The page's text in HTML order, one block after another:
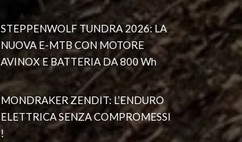
STEPPENWOLF TUNDRA 2026: LA
NUOVA E-MTB CON MOTORE
AVINOX E BATTERIA DA 800 Wh
MONDRAKER ZENDIT: L’ENDURO
ELETTRICA SENZA COMPROMESSI
!